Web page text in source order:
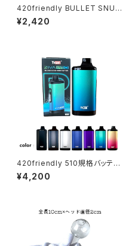
420friendly BULLET SNUF
F アルミ製弾丸型 スナッフボト
ル
¥2,420
420friendly 510規格バッテリ
ー Yocan ZIVA PRO|タッチ式
OLED搭載 ステルスバッテリー
¥4,200